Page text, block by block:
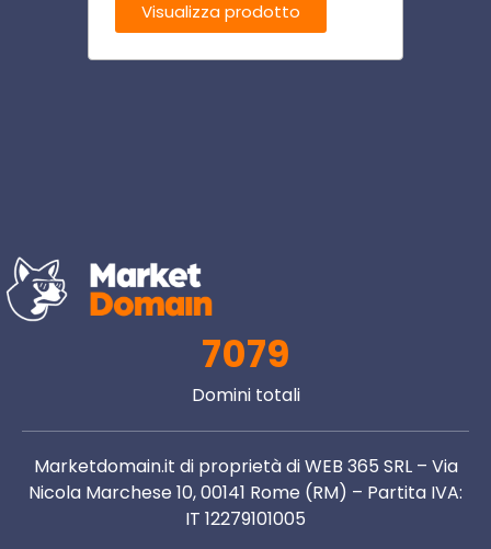
Visualizza prodotto
7079
Domini totali
Marketdomain.it di proprietà di WEB 365 SRL – Via
Nicola Marchese 10, 00141 Rome (RM) – Partita IVA:
IT 12279101005